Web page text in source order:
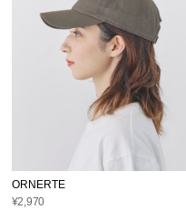
ORNERTE
¥2,970